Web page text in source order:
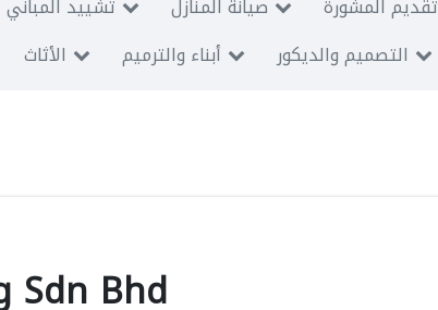
تشييد المباني صيانة المنازل تقديم المشورة
الأثاث أبناء والترميم التصميم والديكور
Sdn Bhd